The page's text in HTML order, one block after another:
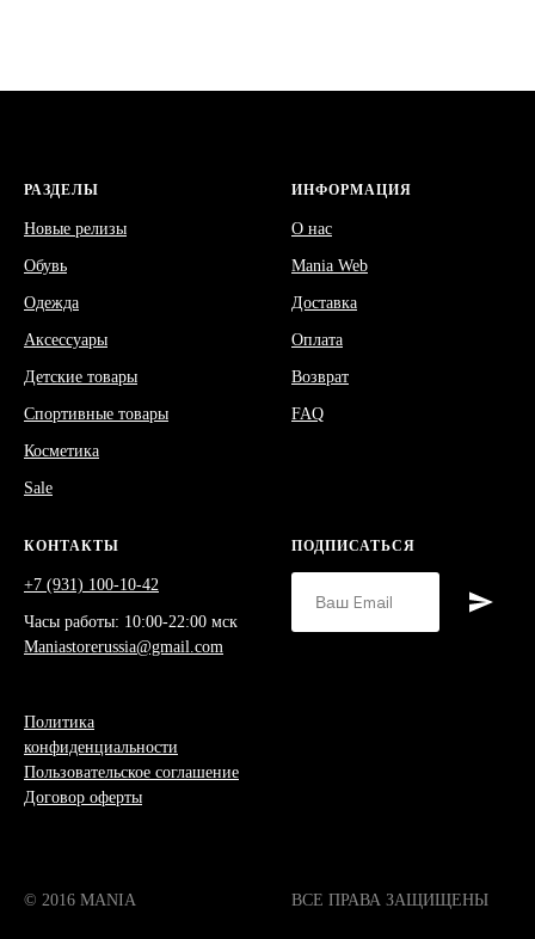
РАЗДЕЛЫ
Новые релизы
Обувь
Одежда
Аксессуары
Детские товары
Спортивные товары
Косметика
Sale
ИНФОРМАЦИЯ
О нас
Mania Web
Доставка
Оплата
Возврат
FAQ
КОНТАКТЫ
+7 (931) 100-10-42
Часы работы: 10:00-22:00 мск
Maniastorerussia@gmail.com
Политика
конфиденциальности
Пользовательское соглашение
Договор оферты
ПОДПИСАТЬСЯ
© 2016 MANIA ВСЕ ПРАВА ЗАЩИЩЕНЫ